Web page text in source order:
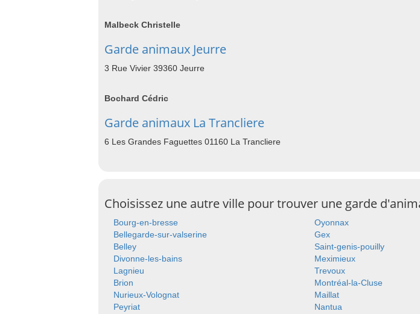
Malbeck Christelle
Garde animaux Jeurre
3 Rue Vivier 39360 Jeurre
Bochard Cédric
Garde animaux La Trancliere
6 Les Grandes Faguettes 01160 La Trancliere
Choisissez une autre ville pour trouver une garde
Bourg-en-bresse Oyonnax
Bellegarde-sur-valserine
Gex
Belley
Saint-genis-pouilly
Divonne-les-bains
Meximieux
Lagnieu
Trevoux
Brion
Montréal-la-Cluse
Nurieux-Volognat
Maillat
Peyriat
Nantua